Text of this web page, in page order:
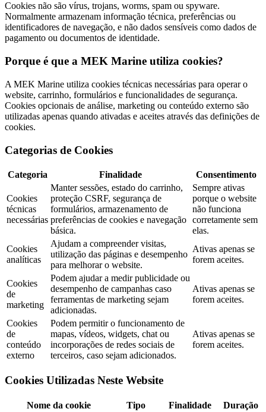
Cookies não são vírus, trojans, worms, spam ou spyware.
Normalmente armazenam informação técnica, preferências ou
identificadores de navegação, e não dados sensíveis como dados de
pagamento ou documentos de identidade.
Porque é que a MEK Marine utiliza cookies?
A MEK Marine utiliza cookies técnicas necessárias para operar o
website, carrinho, formulários e funcionalidades de segurança.
Cookies opcionais de análise, marketing ou conteúdo externo são
utilizadas apenas quando ativadas e aceites através das definições de
cookies.
Categorias de Cookies
Categoria Finalidade Consentimento
Cookies
técnicas
necessárias
Manter sessões, estado do carrinho,
proteção CSRF, segurança de
formulários, armazenamento de
preferências de cookies e navegação
básica.
Sempre ativas
porque o website
não funciona
corretamente sem
elas.
Cookies
analíticas
Ajudam a compreender visitas,
utilização das páginas e desempenho
para melhorar o website.
Ativas apenas se
forem aceites.
Cookies
de
marketing
Podem ajudar a medir publicidade ou
desempenho de campanhas caso
ferramentas de marketing sejam
adicionadas.
Ativas apenas se
forem aceites.
Cookies
de
conteúdo
externo
Podem permitir o funcionamento de
mapas, vídeos, widgets, chat ou
incorporações de redes sociais de
terceiros, caso sejam adicionados.
Ativas apenas se
forem aceites.
Cookies Utilizadas Neste Website
Nome da cookie Tipo Finalidade Duração